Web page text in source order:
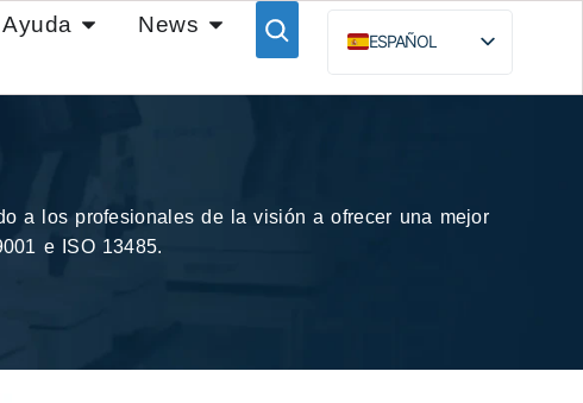
Ayuda
News
ESPAÑOL
ENGLISH
a los profesionales de la visión a ofrecer una mejor
e ISO 13485.